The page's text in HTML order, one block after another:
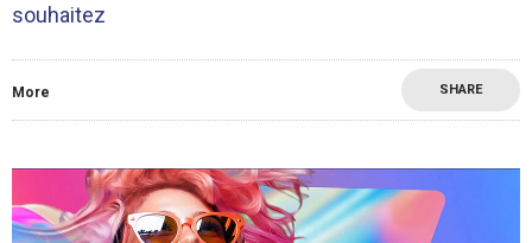
souhaitez
More SHARE